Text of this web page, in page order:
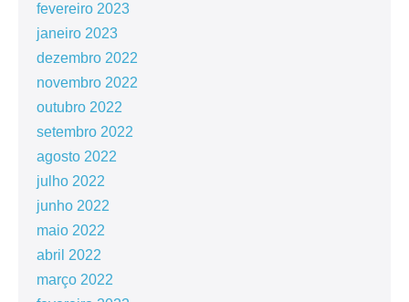
fevereiro 2023
janeiro 2023
dezembro 2022
novembro 2022
outubro 2022
setembro 2022
agosto 2022
julho 2022
junho 2022
maio 2022
abril 2022
março 2022